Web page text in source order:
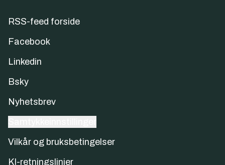
RSS-feed forside
Facebook
Linkedin
Bsky
Nyhetsbrev
Vilkår og bruksbetingelser
KI-retningslinjer